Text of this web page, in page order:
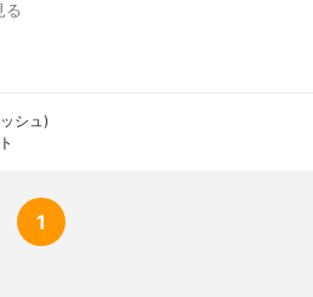
る
シュ)
1